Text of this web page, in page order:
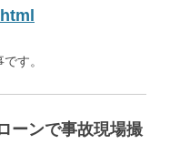
す。
ーンで事故現場撮